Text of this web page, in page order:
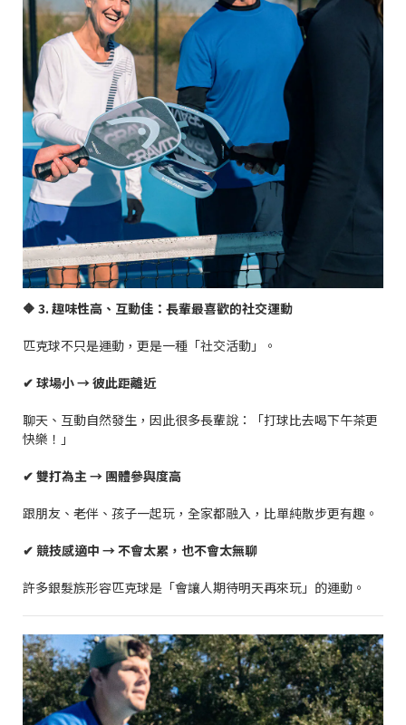
🔶 3. 趣味性高、互動佳：長輩最喜歡的社交運動
匹克球不只是運動，更是一種「社交活動」。
✔ 球場小→彼此距離近
聊天、互動自然發生，因此很多長輩說：「打球比去喝下午茶更
快樂！」
✔ 雙打為主→ 團體參與度高
跟朋友、老伴、孩子一起玩，全家都融入，比單純散步更有趣。
✔ 競技感適中 →不會太累，也不會太無聊
許多銀髮族形容匹克球是「會讓人期待明天再來玩」的運動。